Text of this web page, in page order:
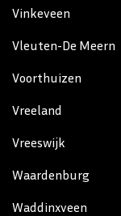
Vinkeveen
Vleuten-De Meern
Voorthuizen
Vreeland
Vreeswijk
Waardenburg
Waddinxveen